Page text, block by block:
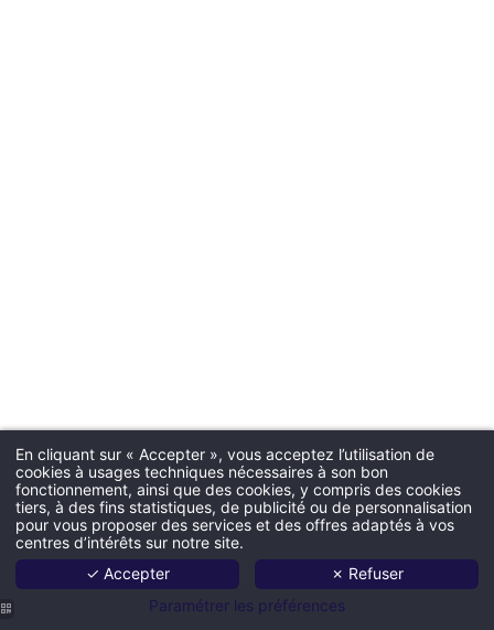
En cliquant sur « Accepter », vous acceptez l’utilisation de
cookies à usages techniques nécessaires à son bon
fonctionnement, ainsi que des cookies, y compris des cookies
tiers, à des fins statistiques, de publicité ou de personnalisation
pour vous proposer des services et des offres adaptés à vos
centres d’intérêts sur notre site.
✓ Accepter
✗ Refuser
Paramétrer les préférences